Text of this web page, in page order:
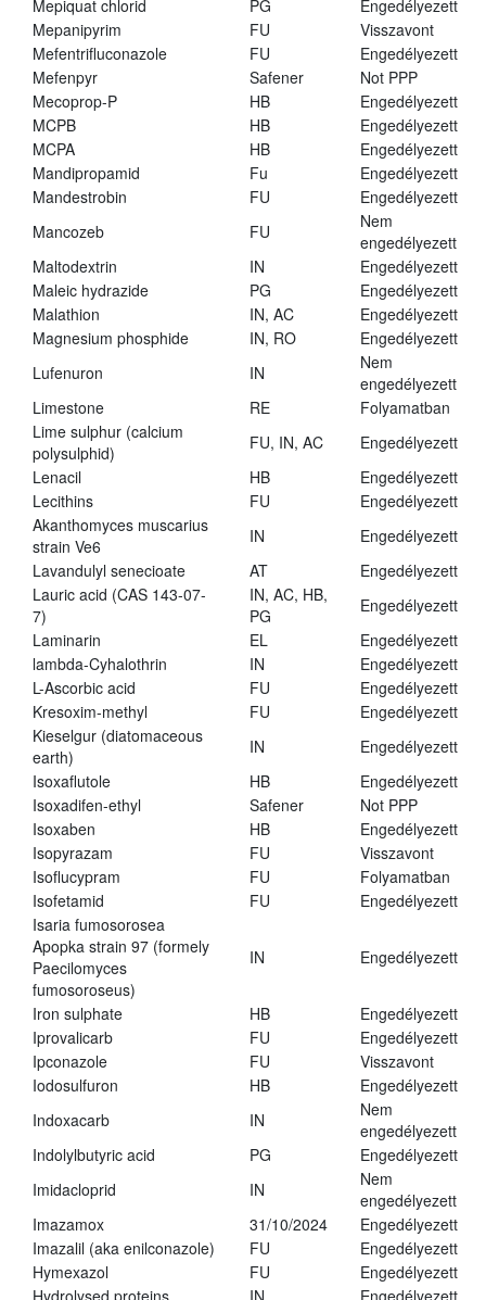
Mepiquat chlorid
PG
Engedélyezett
Mepanipyrim
FU
Visszavont
Mefentrifluconazole
FU
Engedélyezett
Mefenpyr
Safener
Not PPP
Mecoprop-P
HB
Engedélyezett
MCPB
HB
Engedélyezett
MCPA
HB
Engedélyezett
Mandipropamid
Fu
Engedélyezett
Mandestrobin
FU
Engedélyezett
Mancozeb
FU
Nem
engedélyezett
Maltodextrin
IN
Engedélyezett
Maleic hydrazide
PG
Engedélyezett
Malathion
IN, AC
Engedélyezett
Magnesium phosphide
IN, RO
Engedélyezett
Lufenuron
IN
Nem
engedélyezett
Limestone
RE
Folyamatban
Lime sulphur (calcium
polysulphid)
FU, IN, AC
Engedélyezett
Lenacil
HB
Engedélyezett
Lecithins
FU
Engedélyezett
Akanthomyces muscarius
strain Ve6
IN
Engedélyezett
Lavandulyl senecioate
AT
Engedélyezett
Lauric acid (CAS 143-07-
7)
IN, AC, HB,
PG
Engedélyezett
Laminarin
EL
Engedélyezett
lambda-Cyhalothrin
IN
Engedélyezett
L-Ascorbic acid
FU
Engedélyezett
Kresoxim-methyl
FU
Engedélyezett
Kieselgur (diatomaceous
earth)
IN
Engedélyezett
Isoxaflutole
HB
Engedélyezett
Isoxadifen-ethyl
Safener
Not PPP
Isoxaben
HB
Engedélyezett
Isopyrazam
FU
Visszavont
Isoflucypram
FU
Folyamatban
Isofetamid
FU
Engedélyezett
Isaria fumosorosea
Apopka strain 97 (formely
Paecilomyces
fumosoroseus)
IN Engedélyezett
Iron sulphate HB
Engedélyezett
Iprovalicarb
FU
Engedélyezett
Ipconazole
FU
Visszavont
Iodosulfuron
HB
Engedélyezett
Indoxacarb
IN
Nem
engedélyezett
Indolylbutyric acid
PG
Engedélyezett
Imidacloprid
IN
Nem
engedélyezett
Imazamox
31/10/2024
Engedélyezett
Imazalil (aka enilconazole)
FU
Engedélyezett
Hymexazol
FU
Engedélyezett